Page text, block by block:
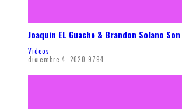
Joaquin EL Guache & Brandon Solano
Videos
diciembre 4, 2020 9794